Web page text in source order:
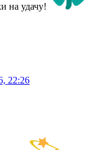
на удачу!
22:26